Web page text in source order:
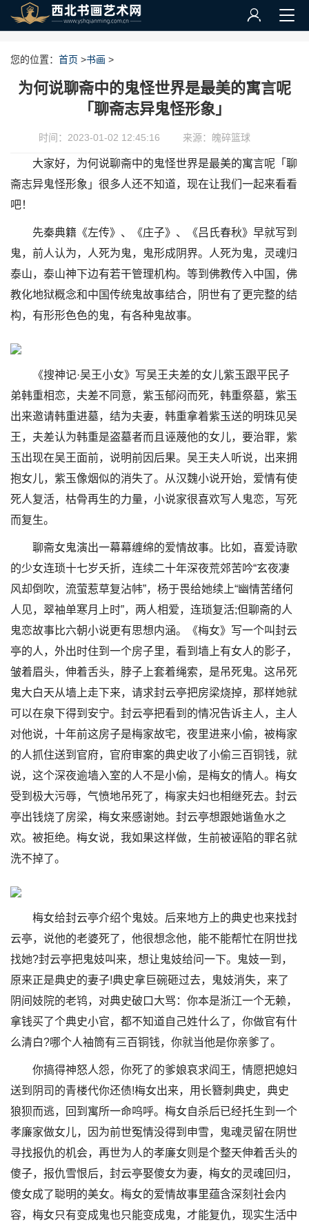
您的位置： 首页 >书画 >
为何说聊斋中的鬼怪世界是最美的寓言呢
「聊斋志异鬼怪形象」
时间：2023-01-02 12:45:16 来源：魄碎篮球
大家好，为何说聊斋中的鬼怪世界是最美的寓言呢「聊
斋志异鬼怪形象」很多人还不知道，现在让我们一起来看看
吧！
先秦典籍《左传》、《庄子》、《吕氏春秋》早就写到
鬼，前人认为，人死为鬼，鬼形成阴界。人死为鬼，灵魂归
泰山，泰山神下边有若干管理机构。等到佛教传入中国，佛
教化地狱概念和中国传统鬼故事结合，阴世有了更完整的结
构，有形形色色的鬼，有各种鬼故事。
《搜神记·吴王小女》写吴王夫差的女儿紫玉跟平民子
弟韩重相恋，夫差不同意，紫玉郁闷而死，韩重祭墓，紫玉
出来邀请韩重进墓，结为夫妻，韩重拿着紫玉送的明珠见吴
王，夫差认为韩重是盗墓者而且诬蔑他的女儿，要治罪，紫
玉出现在吴王面前，说明前因后果。吴王夫人听说，出来拥
抱女儿，紫玉像烟似的消失了。从汉魏小说开始，爱情有使
死人复活，枯骨再生的力量，小说家很喜欢写人鬼恋，写死
而复生。
聊斋女鬼演出一幕幕缠绵的爱情故事。比如，喜爱诗歌
的少女连琐十七岁夭折，连续二十年深夜荒郊苦吟“玄夜凄
风却倒吹，流萤惹草复沾帏”，杨于畏给她续上“幽情苦绪何
人见，翠袖单寒月上时”，两人相爱，连琐复活;但聊斋的人
鬼恋故事比六朝小说更有思想内涵。《梅女》写一个叫封云
亭的人，外出时住到一个房子里，看到墙上有女人的影子，
皱着眉头，伸着舌头，脖子上套着绳索，是吊死鬼。这吊死
鬼大白天从墙上走下来，请求封云亭把房梁烧掉，那样她就
可以在泉下得到安宁。封云亭把看到的情况告诉主人，主人
对他说，十年前这房子是梅家故宅，夜里进来小偷，被梅家
的人抓住送到官府，官府审案的典史收了小偷三百铜钱，就
说，这个深夜逾墙入室的人不是小偷，是梅女的情人。梅女
受到极大污辱，气愤地吊死了，梅家夫妇也相继死去。封云
亭出钱烧了房梁，梅女来感谢她。封云亭想跟她谐鱼水之
欢。被拒绝。梅女说，我如果这样做，生前被诬陷的罪名就
洗不掉了。
梅女给封云亭介绍个鬼妓。后来地方上的典史也来找封
云亭，说他的老婆死了，他很想念他，能不能帮忙在阴世找
找她?封云亭把鬼妓叫来，想让鬼妓给问一下。鬼妓一到，
原来正是典史的妻子!典史拿巨碗砸过去，鬼妓消失，来了
阴间妓院的老鸨，对典史破口大骂：你本是浙江一个无赖，
拿钱买了个典史小官，都不知道自己姓什么了，你做官有什
么清白?哪个人袖筒有三百铜钱，你就当他是你亲爹了。
你搞得神怒人怨，你死了的爹娘哀求阎王，情愿把媳妇
送到阴司的青楼代你还债!梅女出来，用长簪刺典史，典史
狼狈而逃，回到寓所一命呜呼。梅女自杀后已经托生到一个
孝廉家做女儿，因为前世冤情没得到申雪，鬼魂灵留在阴世
寻找报仇的机会，再世为人的孝廉女则是个整天伸着舌头的
傻子，报仇雪恨后，封云亭娶傻女为妻，梅女的灵魂回归，
傻女成了聪明的美女。梅女的爱情故事里蕴含深刻社会内
容，梅女只有变成鬼也只能变成鬼，才能复仇，现实生活中